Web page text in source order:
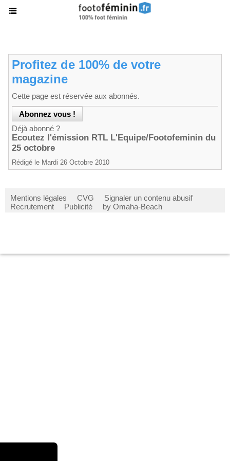
Profitez de 100% de votre
magazine
Cette page est réservée aux abonnés.
Déjà abonné ?
Ecoutez l'émission RTL L'Equipe/Footofeminin du
25 octobre
Rédigé le Mardi 26 Octobre 2010
Mentions légales CVG
Signaler un contenu abusif
Recrutement
Publicité by Omaha-Beach